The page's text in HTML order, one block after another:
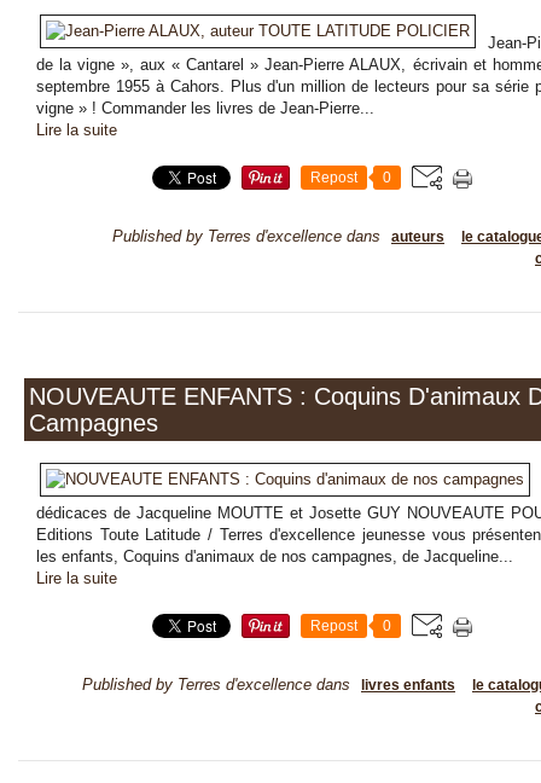
Jean-
de la vigne », aux « Cantarel » Jean-Pierre ALAUX, écrivain et
septembre 1955 à Cahors. Plus d'un million de lecteurs pour sa série
vigne » ! Commander les livres de Jean-Pierre...
Lire la suite
Repost 0
Published by Terres d'excellence dans auteurs
le
NOUVEAUTE ENFANTS : Coquins D'animaux
Campagnes
dédicaces de Jacqueline MOUTTE et Josette GUY NOUVEAUTE
Editions Toute Latitude / Terres d'excellence jeunesse vous
les enfants, Coquins d'animaux de nos campagnes, de Jacqueline...
Lire la suite
Repost 0
Published by Terres d'excellence dans livres enfants
le